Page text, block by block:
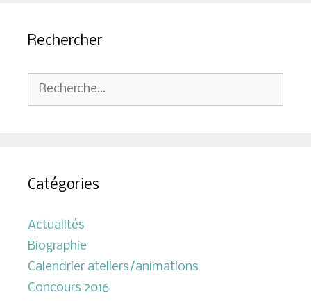
Rechercher
Rechercher :
Catégories
Actualités
Biographie
Calendrier ateliers/animations
Concours 2016